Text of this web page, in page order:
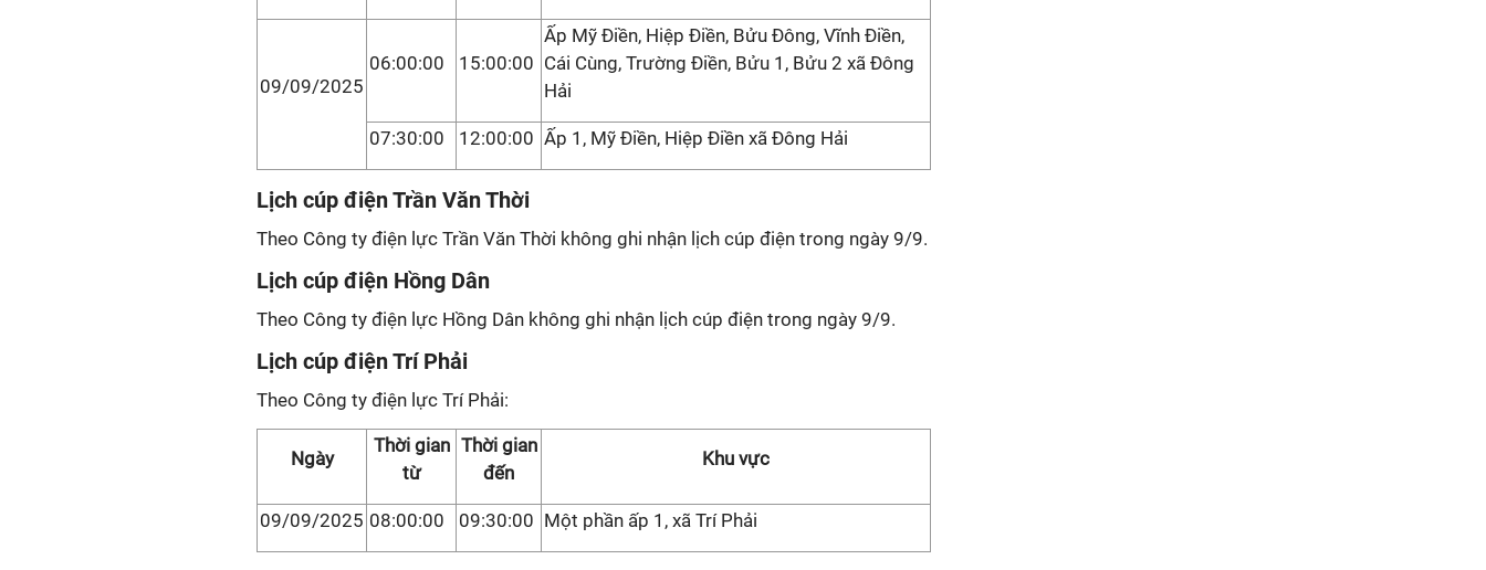
09/09/2025
06:00:00 15:00:00
Ấp Mỹ Điền, Hiệp Điền, Bửu Đông, Vĩnh Điền,
Cái Cùng, Trường Điền, Bửu 1, Bửu 2 xã Đông
Hải
07:30:00 12:00:00 Ấp 1, Mỹ Điền, Hiệp Điền xã Đông Hải
Lịch cúp điện Trần Văn Thời
Theo Công ty điện lực Trần Văn Thời không ghi nhận lịch cúp điện trong ngày 9/9.
Lịch cúp điện Hồng Dân
Theo Công ty điện lực Hồng Dân không ghi nhận lịch cúp điện trong ngày 9/9.
Lịch cúp điện Trí Phải
Theo Công ty điện lực Trí Phải:
Ngày
Thời gian
từ
Thời gian
đến
Khu vực
09/09/2025 08:00:00 09:30:00 Một phần ấp 1, xã Trí Phải